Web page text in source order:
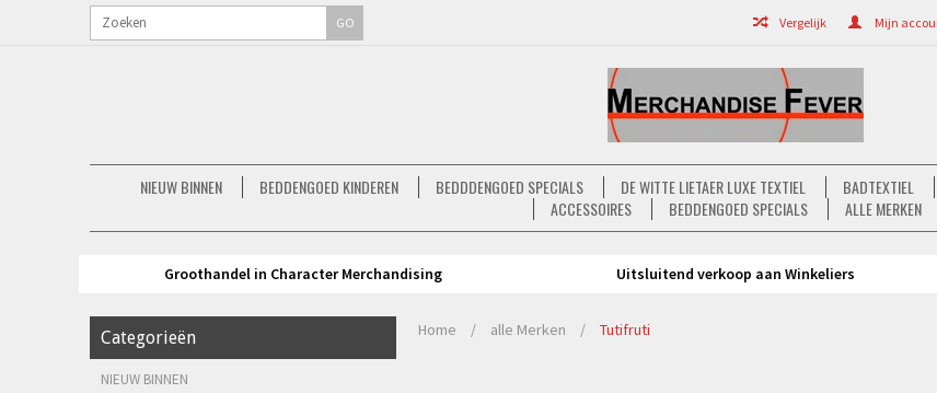
Mijn
Vergelijk
GO
NIEUW BINNEN BEDDENGOED KINDEREN BEDDDENGOED SPECIALS DE WITTE LIETAER LUXE TEXTIEL BADTEXTIEL
ACCESSOIRES
BEDDENGOED SPECIALS ALLE MERKEN
Groothandel in Character Merchandising Uitsluitend verkoop aan Winkeliers
Categorieën
NIEUW BINNEN
Home / alle Merken / Tutifruti